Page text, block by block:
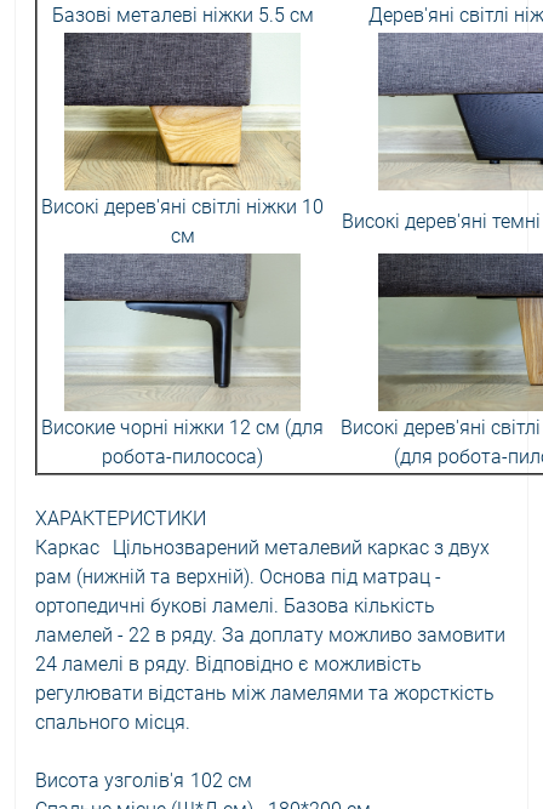
Базові металеві ніжки 5.5 см Дерев'яні світлі
Високі дерев'яні світлі ніжки 10
см
Високі дерев'яні
Високие чорні ніжки 12 см (для
робота-пилососа)
Високі дерев'яні
(для робота-
ХАРАКТЕРИСТИКИ
Каркас
Цільнозварений металевий каркас з двух
рам (нижній та верхній). Основа під матрац -
ортопедичні букові ламелі. Базова кількість
ламелей - 22 в ряду. За доплату можливо замовити
24 ламелі в ряду. Відповідно є можливість
регулювати відстань між ламелями та жорсткість
спального місця.
Висота узголів'я 102 см